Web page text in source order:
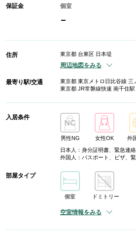
保証金 個室
-
住所 東京都 台東区 日本堤
周辺地図をみる
最寄り駅/交通
東京都 東京メトロ日比谷線 三
東京都 JR常磐線快速 南千住
入居条件
男性NG 女性OK
外
日本人：身分証明書、緊急連
外国人：パスポート、ビザ、
部屋タイプ
個室 ドミトリー
空室情報をみる